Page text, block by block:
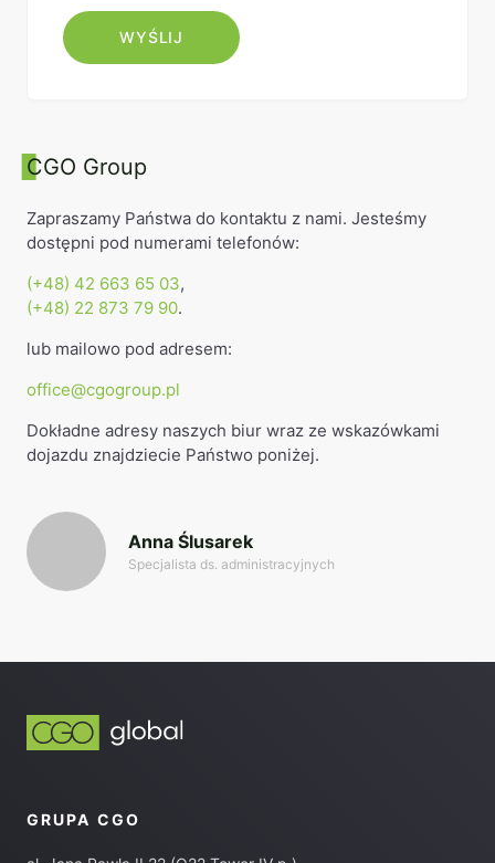
CGO Group
Zapraszamy Państwa do kontaktu z nami. Jesteśmy
dostępni pod numerami telefonów:
(+48) 42 663 65 03,
(+48) 22 873 79 90.
lub mailowo pod adresem:
office@cgogroup.pl
Dokładne adresy naszych biur wraz ze wskazówkami
dojazdu znajdziecie Państwo poniżej.
Anna Ślusarek
Specjalista ds. administracyjnych
GRUPA CGO